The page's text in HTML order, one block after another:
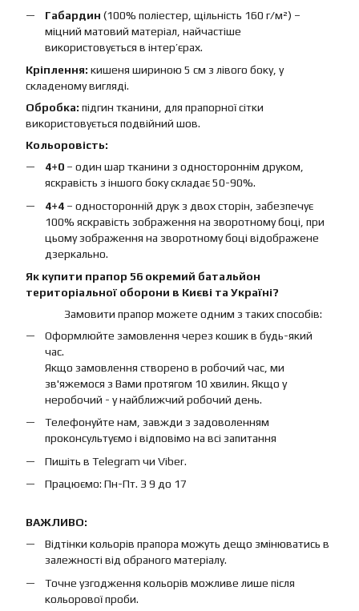
Габардин (100% поліестер, щільність 160 г/м²) –
міцний матовий матеріал, найчастіше
використовується в інтер’єрах.
Кріплення: кишеня шириною 5 см з лівого боку, у
складеному вигляді.
Обробка: підгин тканини, для прапорної сітки
використовується подвійний шов.
Кольоровість:
4+0 – один шар тканини з одностороннім друком,
яскравість з іншого боку складає 50-90%.
4+4 – односторонній друк з двох сторін, забезпечує
100% яскравість зображення на зворотному боці, при
цьому зображення на зворотному боці відображене
дзеркально.
Як купити прапор 56 окремий батальйон
територіальної оборони в Києві та Україні?
Замовити прапор можете одним з таких способів:
Оформлюйте замовлення через кошик в будь-який
час.
Якщо замовлення створено в робочий час, ми
зв'яжемося з Вами протягом 10 хвилин. Якщо у
неробочий - у найближчий робочий день.
Телефонуйте нам, завжди з задоволенням
проконсультуємо і відповімо на всі запитання
Пишіть в Telegram чи Viber.
Працюємо: Пн-Пт. З 9 до 17
ВАЖЛИВО:
Відтінки кольорів прапора можуть дещо змінюватись в
залежності від обраного матеріалу.
Точне узгодження кольорів можливе лише після
кольорової проби.